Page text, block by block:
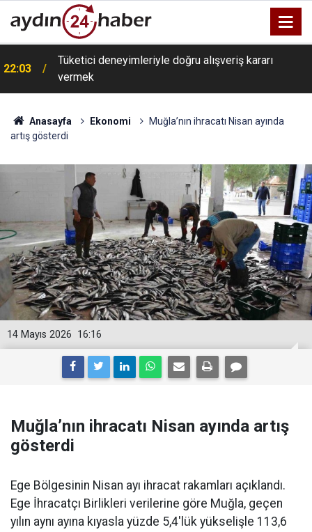
22:03
Tüketici deneyimleriyle doğru alışveriş kararı
vermek
Anasayfa Ekonomi
Muğla’nın ihracatı Nisan ayında
artış gösterdi
16:16
14 Mayıs 2026
Muğla’nın ihracatı Nisan ayında artış
gösterdi
Ege Bölgesinin Nisan ayı ihracat rakamları açıklandı.
Ege İhracatçı Birlikleri verilerine göre Muğla, geçen
yılın aynı ayına kıyasla yüzde 5,4'lük yükselişle 113,6